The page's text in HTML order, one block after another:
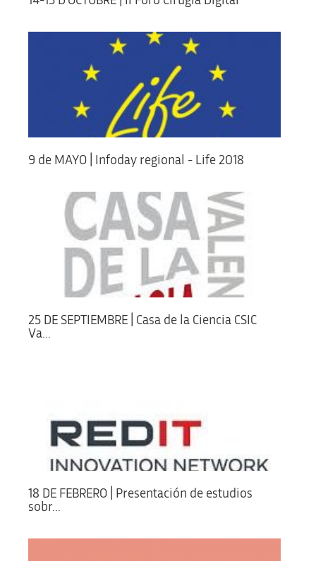
9 de MAYO | Infoday regional - Life 2018
25 DE SEPTIEMBRE | Casa de la Ciencia CSIC
Va...
18 DE FEBRERO | Presentación de estudios
sobr...